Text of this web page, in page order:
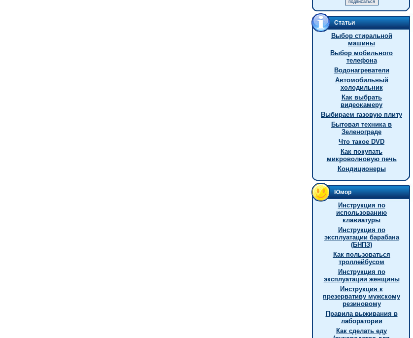
Статьи
Выбор стиральной
машины
Выбор мобильного
телефона
Водонагреватели
Автомобильный
холодильник
Как выбрать
видеокамеру
Выбираем газовую плиту
Бытовая техника в
Зеленограде
Что такое DVD
Как покупать
микроволновую печь
Кондиционеры
Юмор
Инструкция по
использованию
клавиатуры
Инструкция по
эксплуатации барабана
(БНПЗ)
Как пользоваться
троллейбусом
Инструкция по
эксплуатации женщины
Инструкция к
презервативу мужскому
резиновому
Правила выживания в
лаборатории
Как сделать еду